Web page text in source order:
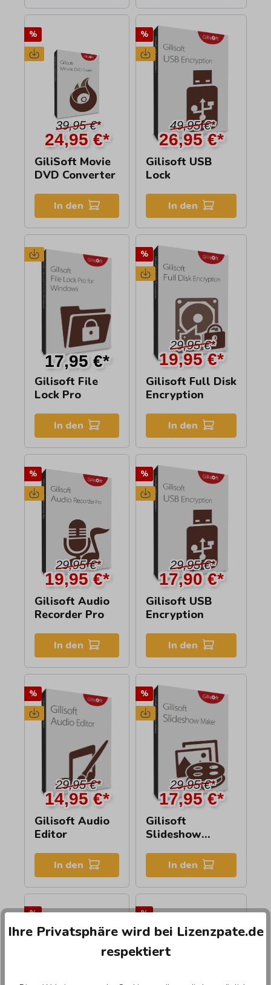
%
GiliSoft Movie
DVD Converter
24,95 €*
39,95 €*
In den
%
Gilisoft USB
Lock
26,95 €*
49,95 €*
In den
Gilisoft File
Lock Pro
17,95 €*
In den
%
Gilisoft Full Disk
Encryption
19,95 €*
29,95 €*
In den
%
Gilisoft Audio
Recorder Pro
19,95 €*
29,95 €*
In den
%
Gilisoft USB
Encryption
17,90 €*
29,95 €*
In den
%
Gilisoft Audio
Editor
14,95 €*
29,95 €*
In den
%
Gilisoft
Slideshow
17,95 €*
29,95 €*
In den
% %
Ihre Privatsphäre wird bei Lizenzpate.de
respektiert